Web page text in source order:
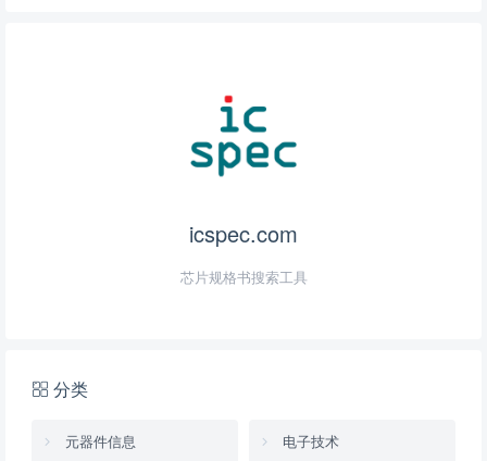
icspec.com
芯片规格书搜索工具
分类
元器件信息 电子技术